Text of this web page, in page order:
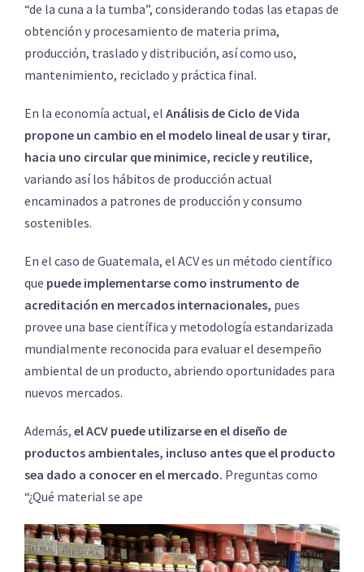
“de la cuna a la tumba”, considerando todas las etapas de
obtención y procesamiento de materia prima,
producción, traslado y distribución, así como uso,
mantenimiento, reciclado y práctica final.
En la economía actual, el Análisis de Ciclo de Vida
propone un cambio en el modelo lineal de usar y tirar,
hacia uno circular que minimice, recicle y reutilice,
variando así los hábitos de producción actual
encaminados a patrones de producción y consumo
sostenibles.
En el caso de Guatemala, el ACV es un método científico
que puede implementarse como instrumento de
acreditación en mercados internacionales, pues
provee una base científica y metodología estandarizada
mundialmente reconocida para evaluar el desempeño
ambiental de un producto, abriendo oportunidades para
nuevos mercados.
Además, el ACV puede utilizarse en el diseño de
productos ambientales, incluso antes que el producto
sea dado a conocer en el mercado. Preguntas como
“¿Qué material se ape